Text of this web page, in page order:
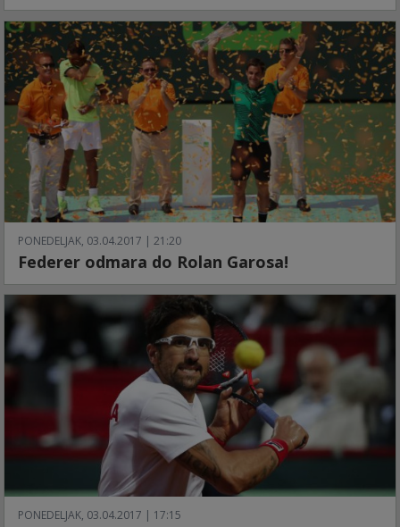
PONEDELJAK, 03.04.2017 | 21:20
Federer odmara do Rolan Garosa!
PONEDELJAK, 03.04.2017 | 17:15